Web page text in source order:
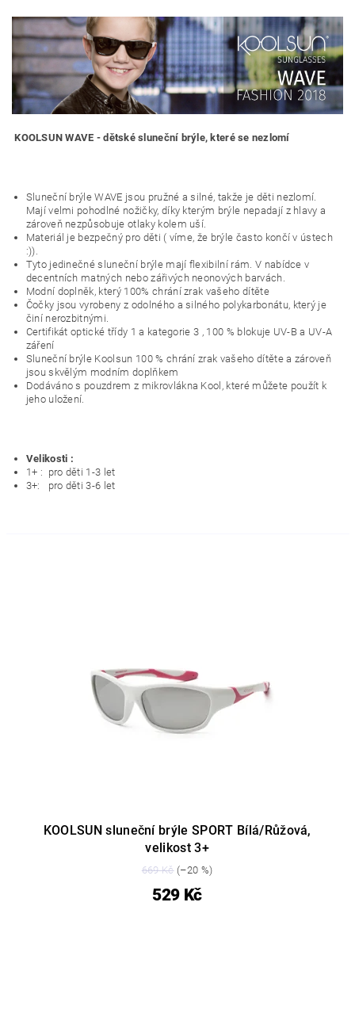
KOOLSUN WAVE - dětské sluneční brýle, které se nezlomí
Sluneční brýle WAVE jsou pružné a silné, takže je děti nezlomí.
Mají velmi pohodlné nožičky, díky kterým brýle nepadají z hlavy a
zároveň nezpůsobuje otlaky kolem uší.
Materiál je bezpečný pro děti ( víme, že brýle často končí v ústech
:)).
Tyto jedinečné sluneční brýle mají flexibilní rám. V nabídce v
decentních matných nebo zářivých neonových barvách.
Modní doplněk, který 100% chrání zrak vašeho dítěte
Čočky jsou vyrobeny z odolného a silného polykarbonátu, který je
činí nerozbitnými.
Certifikát optické třídy 1 a kategorie 3 , 100 % blokuje UV-B a UV-A
záření
Sluneční brýle Koolsun 100 % chrání zrak vašeho dítěte a zároveň
jsou skvělým modním doplňkem
Dodáváno s pouzdrem z mikrovlákna Kool, které můžete použít k
jeho uložení.
Velikosti :
1+ : pro děti 1-3 let
3+: pro děti 3-6 let
KOOLSUN sluneční brýle SPORT Bílá/Růžová,
velikost 3+
669 Kč(–20 %)
529 Kč